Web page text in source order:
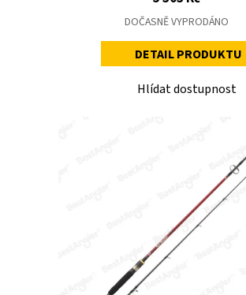
DOČASNĚ VYPRODÁNO
DETAIL PRODUKTU
Hlídat dostupnost